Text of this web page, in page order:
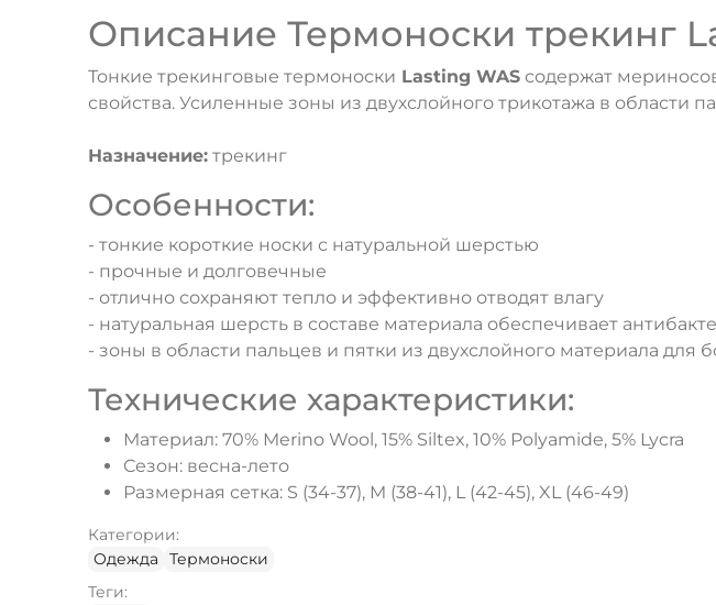
Описание Термоноски трекинг
Тонкие трекинговые термоноски Lasting WAS содержат
свойства. Усиленные зоны из двухслойного трикотажа в области
Назначение: трекинг
Особенности:
- тонкие короткие носки с натуральной шерстью
- прочные и долговечные
- отлично сохраняют тепло и эффективно отводят влагу
- натуральная шерсть в составе материала обеспечивает
- зоны в области пальцев и пятки из двухслойного материала для
Технические характеристики:
Материал: 70% Merino Wool, 15% Siltex, 10% Polyamide, 5% Lycra
Сезон: весна-лето
Размерная сетка: S (34-37), M (38-41), L (42-45), XL (46-49)
Категории:
Одежда
Термоноски
Теги: